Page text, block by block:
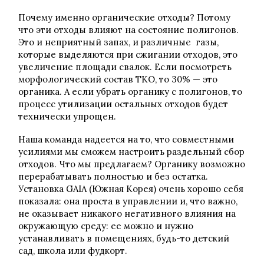
Почему именно органические отходы? Потому
что эти отходы влияют на состояние полигонов.
Это и неприятный запах, и различные газы,
которые выделяются при сжигании отходов, это
увеличение площади свалок. Если посмотреть
морфологический состав ТКО, то 30% — это
органика. А если убрать органику с полигонов, то
процесс утилизации остальных отходов будет
технически упрощен.
Наша команда надеется на то, что совместными
усилиями мы сможем настроить раздельный сбор
отходов. Что мы предлагаем? Органику возможно
перерабатывать полностью и без остатка.
Установка GAIA (Южная Корея) очень хорошо себя
показала: она проста в управлении и, что важно,
не оказывает никакого негативного влияния на
окружающую среду: ее можно и нужно
устанавливать в помещениях, будь-то детский
сад, школа или фудкорт.